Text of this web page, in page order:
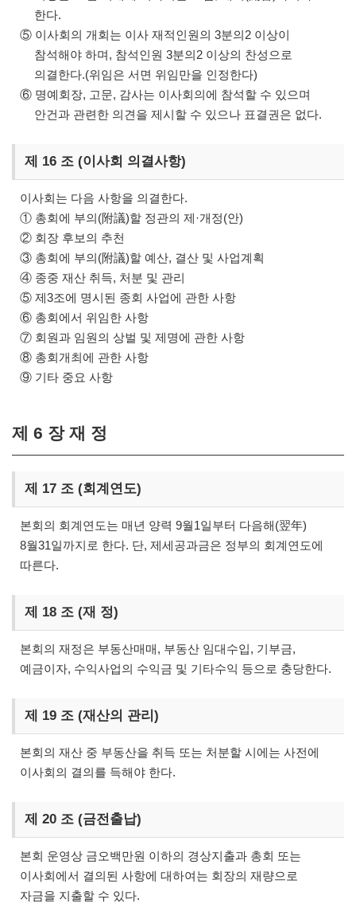
한다.
⑤ 이사회의 개회는 이사 재적인원의 3분의2 이상이
참석해야 하며, 참석인원 3분의2 이상의 찬성으로
의결한다.(위임은 서면 위임만을 인정한다)
⑥ 명예회장, 고문, 감사는 이사회의에 참석할 수 있으며
안건과 관련한 의견을 제시할 수 있으나 표결권은 없다.
제 16 조 (이사회 의결사항)
이사회는 다음 사항을 의결한다.
① 총회에 부의(附議)할 정관의 제·개정(안)
② 회장 후보의 추천
③ 총회에 부의(附議)할 예산, 결산 및 사업계획
④ 종중 재산 취득, 처분 및 관리
⑤ 제3조에 명시된 종회 사업에 관한 사항
⑥ 총회에서 위임한 사항
⑦ 회원과 임원의 상벌 및 제명에 관한 사항
⑧ 총회개최에 관한 사항
⑨ 기타 중요 사항
제 6 장 재 정
제 17 조 (회계연도)
본회의 회계연도는 매년 양력 9월1일부터 다음해(翌年)
8월31일까지로 한다. 단, 제세공과금은 정부의 회계연도에
따른다.
제 18 조 (재 정)
본회의 재정은 부동산매매, 부동산 임대수입, 기부금,
예금이자, 수익사업의 수익금 및 기타수익 등으로 충당한다.
제 19 조 (재산의 관리)
본회의 재산 중 부동산을 취득 또는 처분할 시에는 사전에
이사회의 결의를 득해야 한다.
제 20 조 (금전출납)
본회 운영상 금오백만원 이하의 경상지출과 총회 또는
이사회에서 결의된 사항에 대하여는 회장의 재량으로
자금을 지출할 수 있다.